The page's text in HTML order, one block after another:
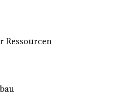
Ressourcen